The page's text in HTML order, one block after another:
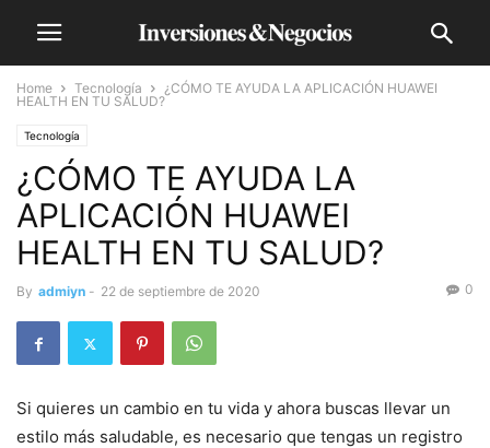
Home Tecnología
¿CÓMO TE AYUDA LA APLICACIÓN HUAWEI
HEALTH EN TU SALUD?
Tecnología
¿CÓMO TE AYUDA LA
APLICACIÓN HUAWEI
HEALTH EN TU SALUD?
By admiyn - 22 de septiembre de 2020 0
Si quieres un cambio en tu vida y ahora buscas llevar un
estilo más saludable, es necesario que tengas un registro